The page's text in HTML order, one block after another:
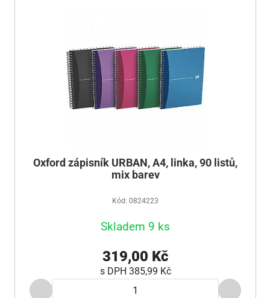
Oxford zápisník URBAN, A4, linka, 90 listů,
mix barev
Kód: 0824223
Skladem 9 ks
319,00 Kč
s DPH 385,99 Kč